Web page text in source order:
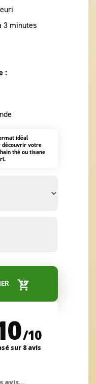
3 minutes
:
idéal
découvrir votre
thé ou tisane
/10
sur 8 avis